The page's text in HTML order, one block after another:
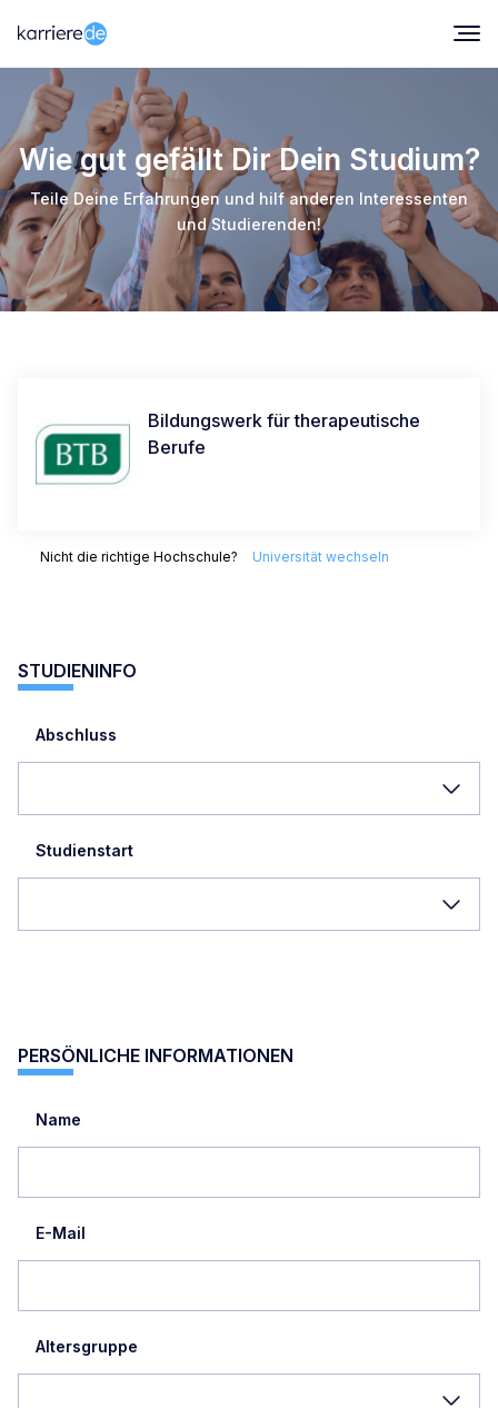
Wie gut gefällt Dir Dein Studium?
Teile Deine Erfahrungen und hilf anderen Interessenten
und Studierenden!
Bildungswerk für therapeutische
Berufe
Nicht die richtige Hochschule? Universität wechseln
STUDIENINFO
Abschluss
Studienstart
PERSÖNLICHE INFORMATIONEN
Name
E-Mail
Altersgruppe